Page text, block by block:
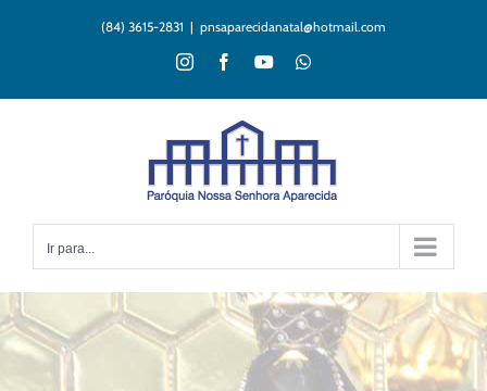
(84) 3615-2831 | pnsaparecidanatal@hotmail.com
InstagramFacebookYouTubeWhatsApp
Ir para...